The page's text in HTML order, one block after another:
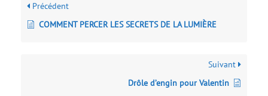
Précédent
COMMENT PERCER LES SECRETS DE LA LUMIÈRE
Suivant
Drôle d’engin pour Valentin